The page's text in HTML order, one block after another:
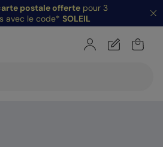
postale offerte pour 3
avec le code* SOLEIL